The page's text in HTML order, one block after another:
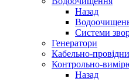
Назад
Системи
Генератори
Кабельно-
Контрольно-
Назад